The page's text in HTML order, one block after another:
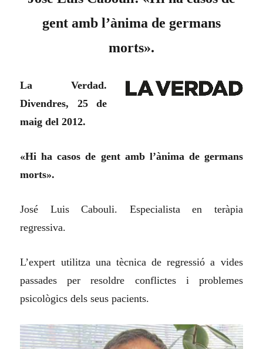
gent amb l’ànima de germans
morts».
La Verdad.
Divendres, 25 de
maig del 2012.
«Hi ha casos de gent amb l’ànima de germans
morts».
José Luis Cabouli. Especialista en teràpia
regressiva.
L’expert utilitza una tècnica de regressió a vides
passades per resoldre conflictes i problemes
psicològics dels seus pacients.